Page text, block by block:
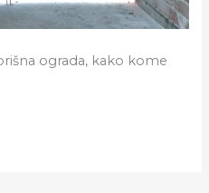
ograda, kako kome